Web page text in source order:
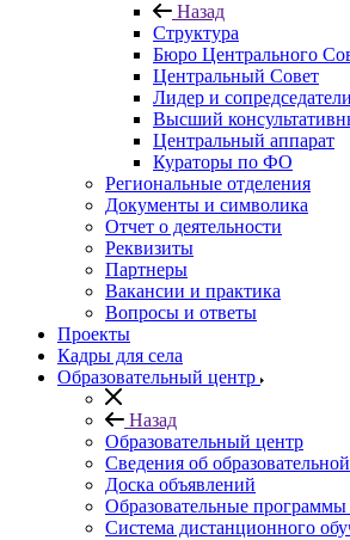
Назад
Структура
Бюро Центрального
Центральный Совет
Лидер и сопредседатели
Высший
Центральный аппарат
Кураторы по ФО
Региональные отделения
Документы и символика
Отчет о деятельности
Реквизиты
Партнеры
Вакансии и практика
Вопросы и ответы
Проекты
Кадры для села
Образовательный центр
Назад
Образовательный центр
Сведения об
Доска объявлений
Образовательные
Система дистанционного